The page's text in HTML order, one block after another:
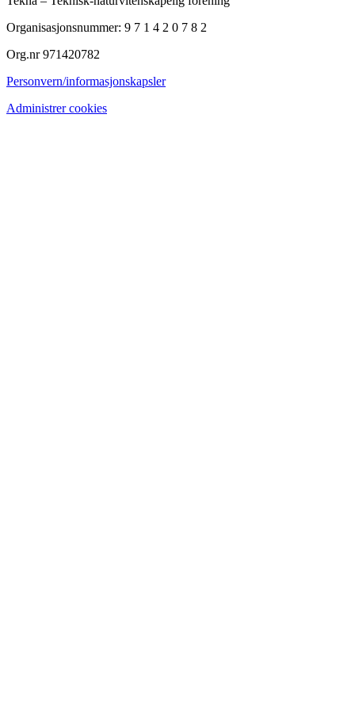
Organisasjonsnummer: 9 7 1 4 2 0 7 8 2
Org.nr 971420782
Personvern/informasjonskapsler
Administrer cookies